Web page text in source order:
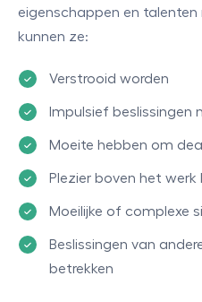
eigenschappen en talenten
kunnen ze:
Verstrooid worden
Impulsief beslissingen
Moeite hebben om
Plezier boven het
Moeilijke of complexe
Beslissingen van
betrekken